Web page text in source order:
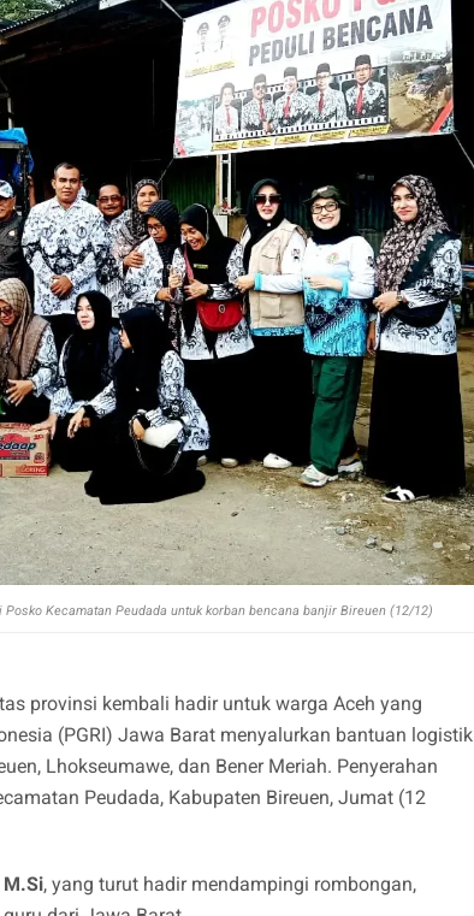
Kecamatan Peudada untuk korban bencana banjir Bireuen (12/12)
provinsi kembali hadir untuk warga Aceh yang
(PGRI) Jawa Barat menyalurkan bantuan logistik
Lhokseumawe, dan Bener Meriah. Penyerahan
Peudada, Kabupaten Bireuen, Jumat (12
, yang turut hadir mendampingi rombongan,